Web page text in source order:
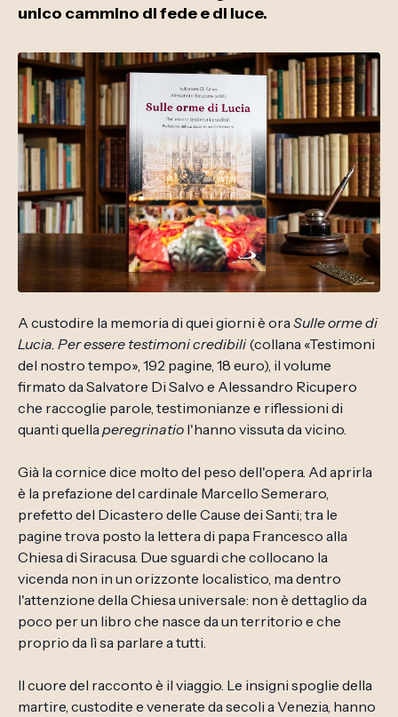
unico cammino di fede e di luce.
A custodire la memoria di quei giorni è ora Sulle orme di
Lucia. Per essere testimoni credibili(collana «Testimoni
del nostro tempo», 192 pagine, 18 euro), il volume
firmato da Salvatore Di Salvo e Alessandro Ricupero
che raccoglie parole, testimonianze e riflessioni di
quanti quella peregrinatio l'hanno vissuta da vicino.
Già la cornice dice molto del peso dell'opera. Ad aprirla
è la prefazione del cardinale Marcello Semeraro,
prefetto del Dicastero delle Cause dei Santi; tra le
pagine trova posto la lettera di papa Francesco alla
Chiesa di Siracusa. Due sguardi che collocano la
vicenda non in un orizzonte localistico, ma dentro
l'attenzione della Chiesa universale: non è dettaglio da
poco per un libro che nasce da un territorio e che
proprio da lì sa parlare a tutti.
Il cuore del racconto è il viaggio. Le insigni spoglie della
martire, custodite e venerate da secoli a Venezia, hanno